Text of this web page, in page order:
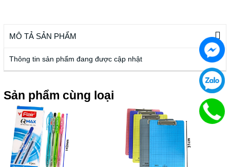
MÔ TẢ SẢN PHẨM
Thông tin sản phẩm đang được cập nhật
Sản phẩm cùng loại